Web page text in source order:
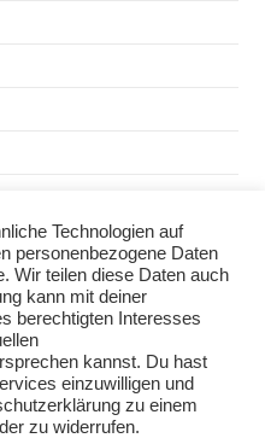
Technologien auf
personenbezogene Daten
Wir teilen diese Daten auch
kann mit deiner
berechtigten Interesses
kannst. Du hast
einzuwilligen und
zu einem
zu widerrufen.